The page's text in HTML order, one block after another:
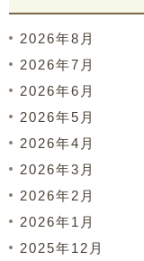
2026年8月
2026年7月
2026年6月
2026年5月
2026年4月
2026年3月
2026年2月
2026年1月
2025年12月